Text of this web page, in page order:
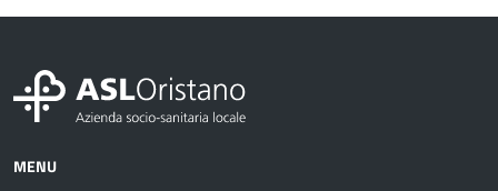
MENU